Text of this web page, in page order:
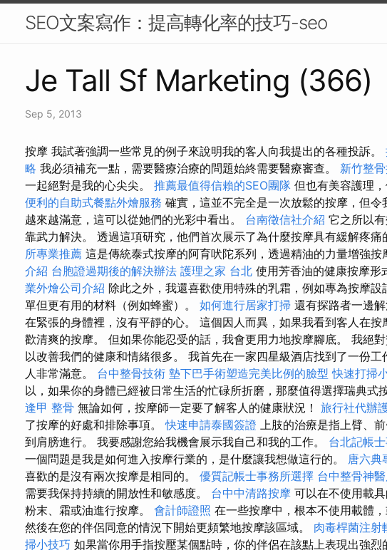
SEO文案寫作：提高轉化率的技巧-seo
Je Tall Sf Marketing (366)
Sep 5, 2013
按摩 我試著強調一些常見的例子來說明我的客人向我提出的各種投訴。
略 我必須補充一點，需要醫療治療的問題始終需要醫療審查。 新竹整
一起絕對是我的心尖尖。 推薦最值得信賴的SEO團隊 但也有美容護理
便利的自助式餐點外燴服務 確實，這並不完全是一次放鬆的按摩，但
越來越滿意，這可以從她們的光彩中看出。 台南徵信社介紹 它之所以
靠武力解決。 透過這項研究，他們首次展示了為什麼按摩具有緩解疼痛
所專業推薦 這是傳統泰式按摩的阿育吠陀系列，透過精油的力量增強按
介紹 台胞證過期後的解決辦法 護理之家 台北 使用芳香油的健康按摩形
業外燴公司介紹 除此之外，我還喜歡使用特殊的乳霜，例如專為按摩
單但更有用的材料（例如蜂蜜）。 如何進行居家打掃 還有探路者一邊
在緊張的身體裡，沒有平靜的心。 這個因人而異，如果我看到客人在
歡清爽的按摩。 但如果你能忍受的話，我會更用力地按摩腳底。 我絕
以改善我們的健康和情緒很多。 我首先在一家四星級酒店找到了一份
人非常滿意。 台中整骨技術 墊下巴手術塑造完美比例的臉型 快速打掃
以，如果你的身體已經被日常生活的忙碌所折磨，那麼值得選擇瑞典式
逢甲 整骨 無論如何，按摩師一定要了解客人的健康狀況！ 旅行社代辦
了按摩的好處和排除事項。快速申請泰國簽證 上肢的治療是指上臂、
到肩膀進行。 我要感謝您給我機會展示我自己和我的工作。 台北記帳
一個問題是我是如何進入按摩行業的，是什麼讓我想做這行的。 唐六典
喜歡的是沒有兩次按摩是相同的。 優質記帳士事務所選擇 台中整骨神
需要我保持持續的開放性和敏感度。 台中中清路按摩 可以在不使用載
粉末、霜或油進行按摩。 會計師證照 在一些按摩中，根本不使用載體
然後在您的伴侶同意的情況下開始更頻繁地按摩該區域。 肉毒桿菌注射
掃小技巧 如果當你用手指按壓某個點時，你的伴侶在該點上表現出強烈